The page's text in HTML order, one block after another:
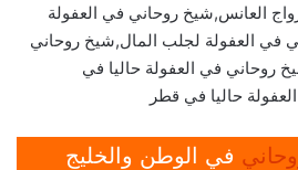
العانس,شيخ روحاني في العفولة
في العفولة لجلب المال,شيخ روحاني
روحاني في العفولة حاليا في
حاليا في قطر
في الوطن والخليج